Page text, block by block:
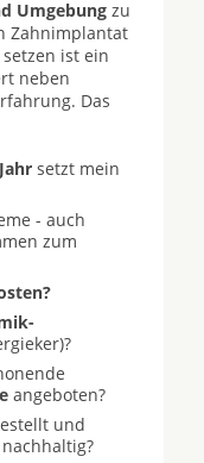
Umgebung zu
Zahnimplantat
ist ein
neben
Das
setzt mein
- auch
zum
angeboten?
und